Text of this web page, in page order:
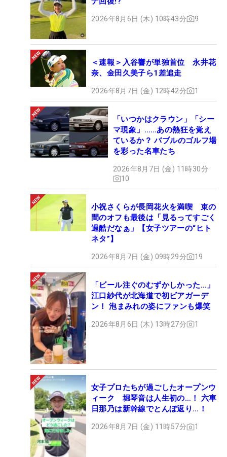
2026年8月6日 (木) 10時43分 9
＜速報＞入谷響が単独首位 永井花
奈、金田久美子ら1差追走
2026年8月7日 (金) 12時42分 1
「いつかはクラウン」「シー
マ現象」……あの熱狂を覚え
ているか？ バブルのゴルフ場
を彩った名車たち
2026年8月7日 (金) 11時30分
10
小祝さくらが長岡花火を満喫 束の
間のオフも最後は「見るってすごく
過酷だなぁ」【女子ツアーの“ヒト
ネタ”】
2026年8月7日 (金) 09時29分 19
「ビール注ぐのむずかしかった…」
江口紗代が北海道で初ビアガーデ
ン！ 泡まみれの姿にファンも爆笑
2026年8月6日 (木) 13時27分 1
女子プロたちが過ごしたオープンウ
ィーク 堀琴音は人生初の…！ 六車
日那乃は新幹線でとんぼ返り…！
2026年8月7日 (金) 11時57分 1